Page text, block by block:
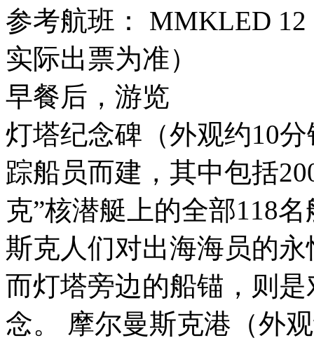
参考航班： MMKLED
实际出票为准）
早餐后，游览
灯塔纪念碑（外观约10
踪船员而建，其中包括
克”核潜艇上的全部118
斯克人们对出海海员的
而灯塔旁边的船锚，则
念。 摩尔曼斯克港（外